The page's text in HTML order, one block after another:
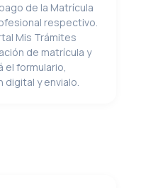
de la Matrícula
respectivo.
Mis Trámites
de matrícula y
el formulario,
digital y envialo.